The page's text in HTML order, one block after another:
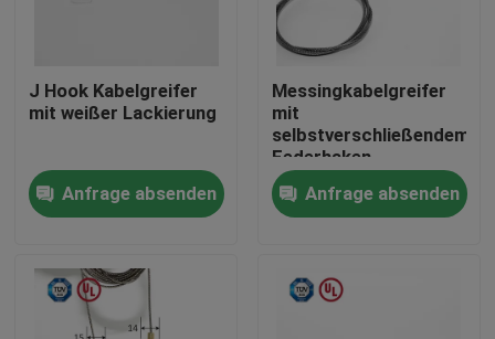
Haus
Videos
J Hook Kabelgreifer
mit weißer Lackierung
Anfrage absenden
Messingkabelgreifer
mit
selbstverschließendem
Federhaken,
verstellbarer
Drahtgriff
Anfrage absenden